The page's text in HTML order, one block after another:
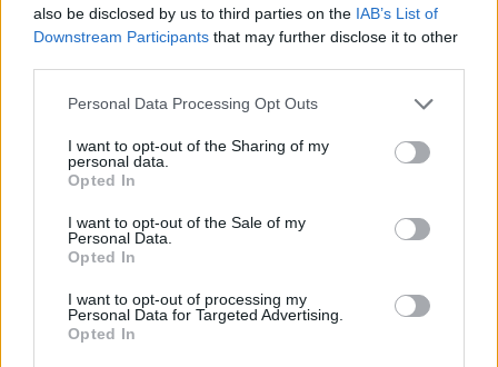
also be disclosed by us to third parties on the IAB’s List of
Downstream Participants that may further disclose it to other
Personal Data Processing Opt Outs
I want to opt-out of the Sharing of my
personal data.
Opted In
I want to opt-out of the Sale of my
Personal Data.
Opted In
I want to opt-out of processing my
Personal Data for Targeted Advertising.
Opted In
Givairo Read spreekt zich uit over Feyenoord-
Feyenoord zoekt nieuwe nummer één na
dreigend vertrek Wellenreuther
eerste keeper
Moussa: Feyenoord wacht op bod